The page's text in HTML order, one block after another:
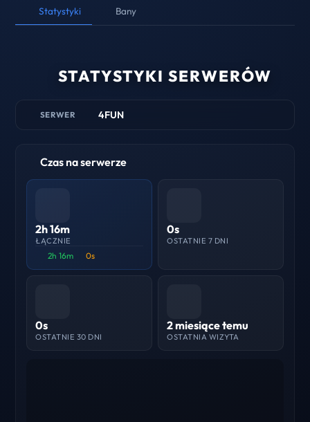
Statystyki Bany
STATYSTYKI SERWERÓW
SERWER 4FUN
Czas na serwerze
2h 16m
ŁĄCZNIE
2h 16m 0s
0s
OSTATNIE 7 DNI
0s
OSTATNIE 30 DNI
2 miesiące temu
OSTATNIA WIZYTA